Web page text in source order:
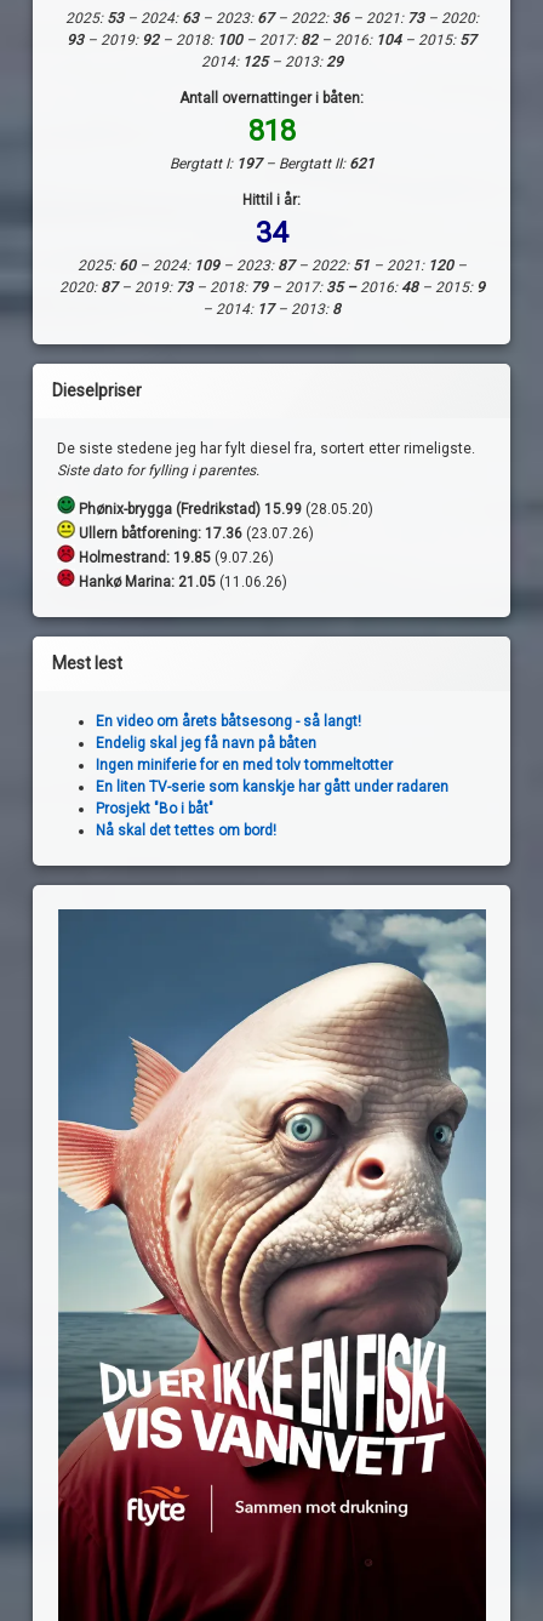
2025: 53– 2024:63– 2023: 67– 2022: 36– 2021: 73– 2020:
93– 2019: 92– 2018: 100 – 2017: 82– 2016: 104– 2015: 57
2014: 125– 2013: 29
Antall overnattinger i båten:
818
Bergtatt I: 197– Bergtatt II: 621
Hittil i år:
34
2025: 60– 2024: 109– 2023: 87– 2022: 51– 2021: 120–
2020: 87– 2019: 73– 2018: 79– 2017: 35 – 2016:48– 2015: 9
– 2014: 17– 2013: 8
Dieselpriser
De siste stedene jeg har fylt diesel fra, sortert etter rimeligste.
Siste dato for fylling i parentes.
Phønix-brygga (Fredrikstad) 15.99 (28.05.20)
Ullern båtforening: 17.36 (23.07.26)
Holmestrand: 19.85 (9.07.26)
Hankø Marina: 21.05 (11.06.26)
Mest lest
En video om årets båtsesong - så langt!
Endelig skal jeg få navn på båten
Ingen miniferie for en med tolv tommeltotter
En liten TV-serie som kanskje har gått under radaren
Prosjekt "Bo i båt"
Nå skal det tettes om bord!